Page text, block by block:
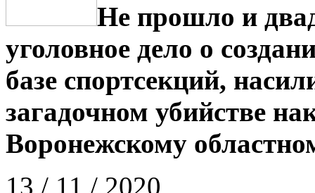
Не прошло и
уголовное дело о
базе спортсекций,
загадочном убийстве
Воронежскому
13 / 11 / 2020